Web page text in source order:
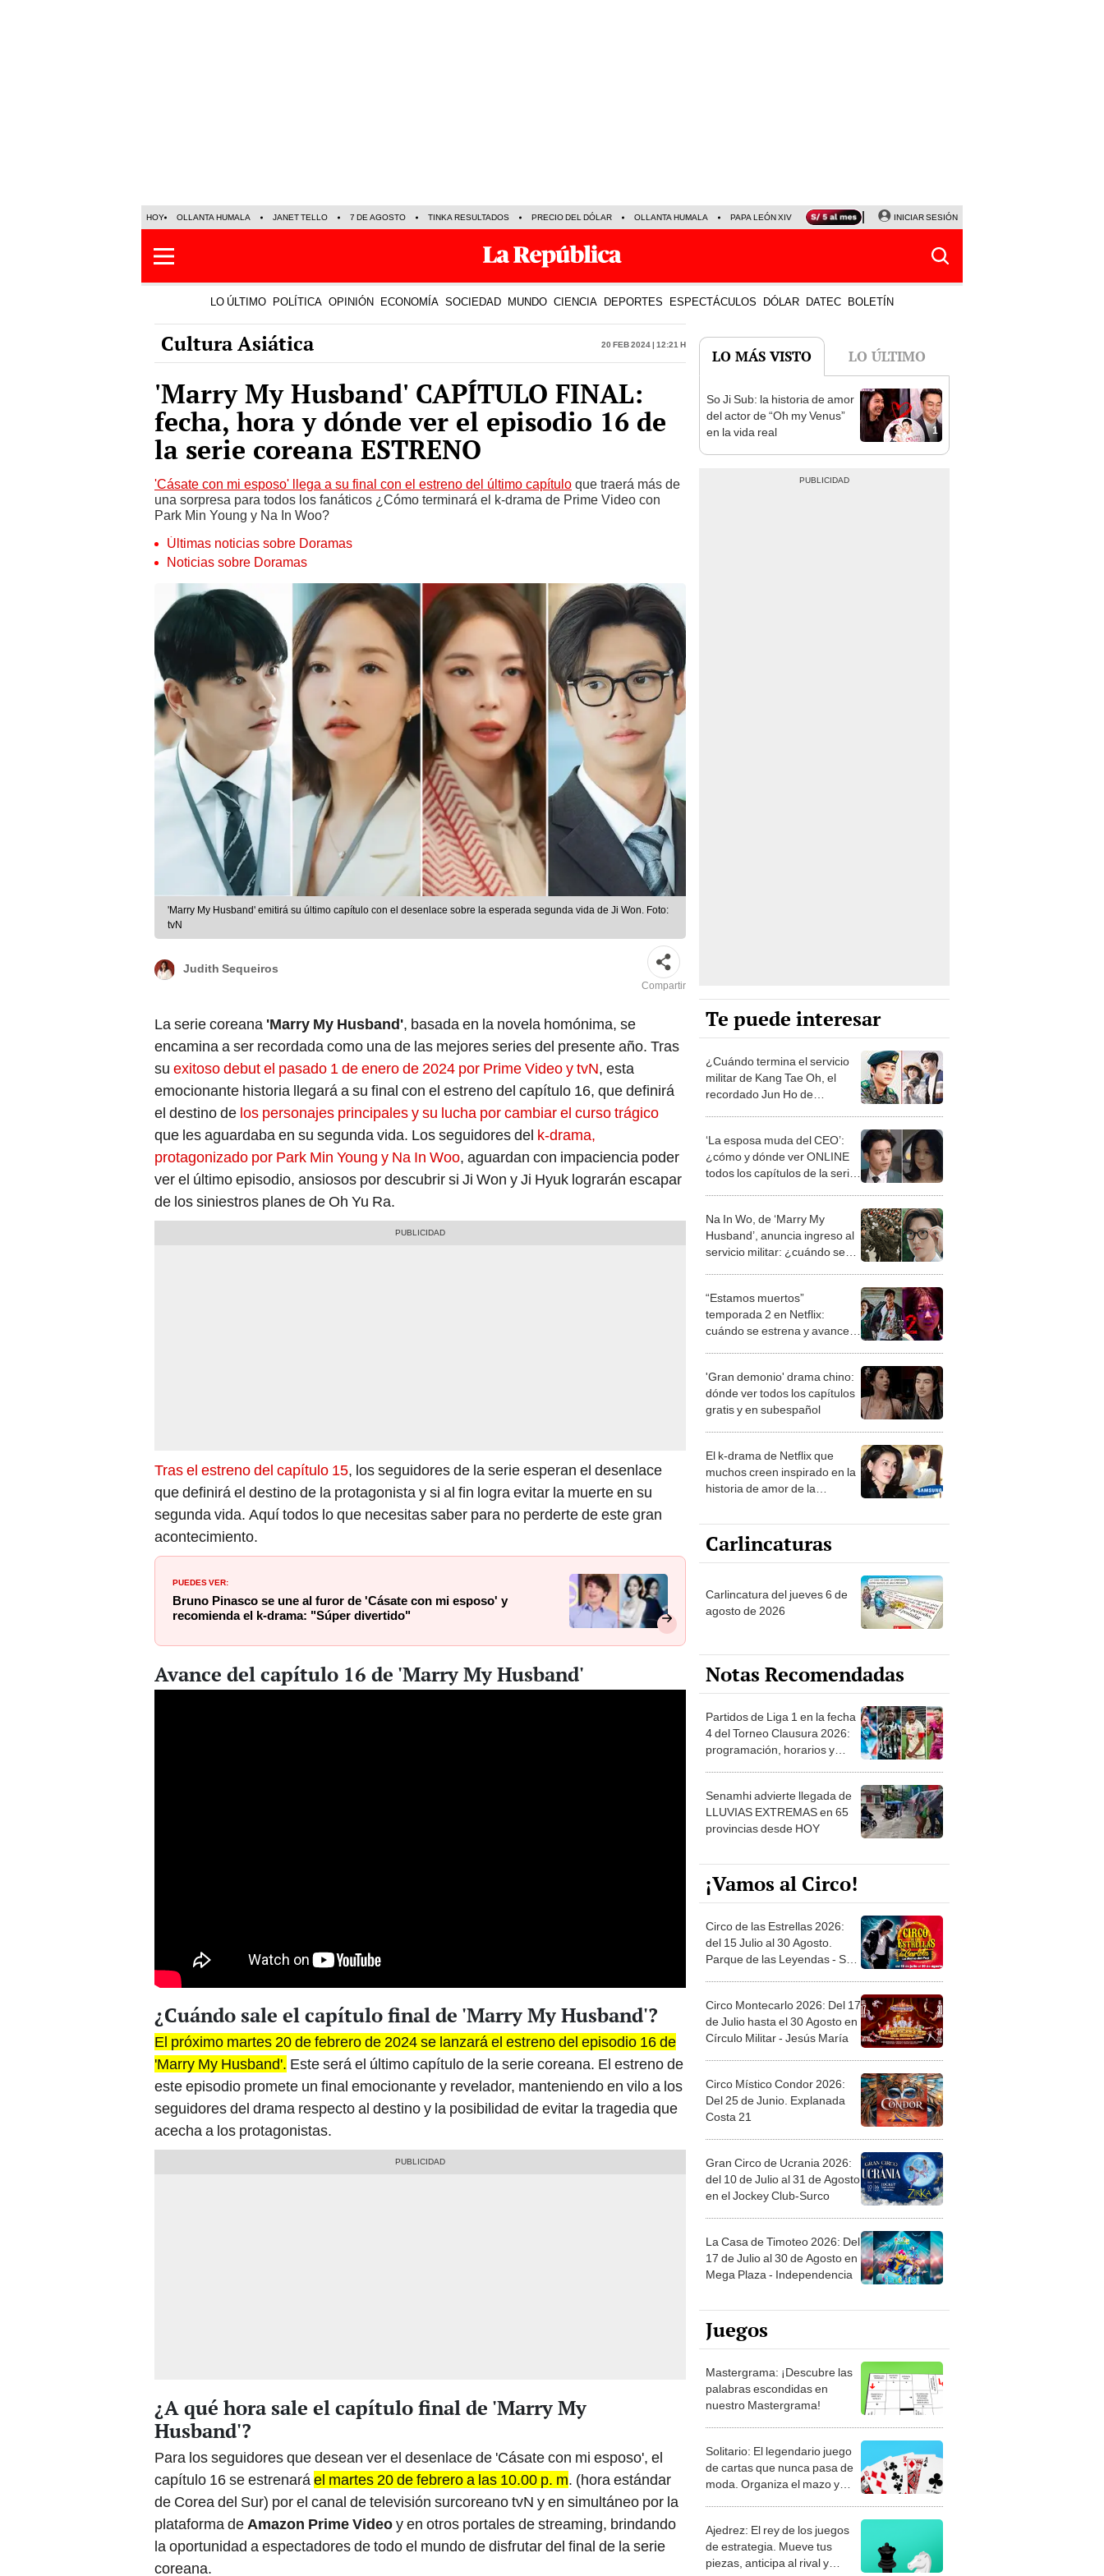
HOY OLLANTA HUMALA JANET TELLO 7 DE AGOSTO TINKA RESULTADOS PRECIO DEL DÓLAR OLLANTA HUMALA PAPA LEÓN XIV NALDY SALDAÑA LA BELLA LUZ
INICIAR SESIÓN
LO ÚLTIMO POLÍTICA OPINIÓN ECONOMÍA SOCIEDAD MUNDO CIENCIA DEPORTES ESPECTÁCULOS DÓLAR DATEC BOLETÍN
Cultura Asiática 20 Feb 2024 | 12:21 h
'Marry My Husband' CAPÍTULO FINAL:
fecha, hora y dónde ver el episodio 16 de
la serie coreana ESTRENO
'Cásate con mi esposo' llega a su final con el estreno del último capítulo que traerá más de
una sorpresa para todos los fanáticos ¿Cómo terminará el k-drama de Prime Video con
Park Min Young y Na In Woo?
Últimas noticias sobre Doramas
Noticias sobre Doramas
'Marry My Husband' emitirá su último capítulo con el desenlace sobre la esperada segunda vida de Ji Won. Foto:
tvN
Judith Sequeiros
Compartir
La serie coreana 'Marry My Husband', basada en la novela homónima, se
encamina a ser recordada como una de las mejores series del presente año. Tras
su exitoso debut el pasado 1 de enero de 2024 por Prime Video y tvN, esta
emocionante historia llegará a su final con el estreno del capítulo 16, que definirá
el destino de los personajes principales y su lucha por cambiar el curso trágico
que les aguardaba en su segunda vida. Los seguidores del k-drama,
protagonizado por Park Min Young y Na In Woo, aguardan con impaciencia poder
ver el último episodio, ansiosos por descubrir si Ji Won y Ji Hyuk lograrán escapar
de los siniestros planes de Oh Yu Ra.
Tras el estreno del capítulo 15, los seguidores de la serie esperan el desenlace
que definirá el destino de la protagonista y si al fin logra evitar la muerte en su
segunda vida. Aquí todos lo que necesitas saber para no perderte de este gran
acontecimiento.
PUEDES VER:
Bruno Pinasco se une al furor de 'Cásate con mi esposo' y
recomienda el k-drama: "Súper divertido"
Avance del capítulo 16 de 'Marry My Husband'
¿Cuándo sale el capítulo final de 'Marry My Husband'?
El próximo martes 20 de febrero de 2024 se lanzará el estreno del episodio 16 de
'Marry My Husband'. Este será el último capítulo de la serie coreana. El estreno de
este episodio promete un final emocionante y revelador, manteniendo en vilo a los
seguidores del drama respecto al destino y la posibilidad de evitar la tragedia que
acecha a los protagonistas.
¿A qué hora sale el capítulo final de 'Marry My
Husband'?
Para los seguidores que desean ver el desenlace de 'Cásate con mi esposo', el
capítulo 16 se estrenaráel martes 20 de febrero a las 10.00 p. m. (hora estándar
de Corea del Sur) por el canal de televisión surcoreano tvN y en simultáneo por la
plataforma deAmazon Prime Videoy en otros portales de streaming, brindando
la oportunidad a espectadores de todo el mundo de disfrutar del final de la serie
coreana.
LO MÁS VISTO LO ÚLTIMO
1
So Ji Sub: la historia de amor
del actor de “Oh my Venus”
en la vida real
Te puede interesar
¿Cuándo termina el servicio
militar de Kang Tae Oh, el
recordado Jun Ho de
‘La esposa muda del CEO’:
¿cómo y dónde ver ONLINE
todos los capítulos de la serie
Na In Wo, de ‘Marry My
Husband’, anuncia ingreso al
servicio militar: ¿cuándo se
“Estamos muertos”
temporada 2 en Netflix:
cuándo se estrena y avances
'Gran demonio' drama chino:
dónde ver todos los capítulos
gratis y en subespañol
El k-drama de Netflix que
muchos creen inspirado en la
historia de amor de la
Carlincaturas
Carlincatura del jueves 6 de
agosto de 2026
Notas Recomendadas
Partidos de Liga 1 en la fecha
4 del Torneo Clausura 2026:
programación, horarios y
Senamhi advierte llegada de
LLUVIAS EXTREMAS en 65
provincias desde HOY
¡Vamos al Circo!
Circo de las Estrellas 2026:
del 15 Julio al 30 Agosto.
Parque de las Leyendas - San
Circo Montecarlo 2026: Del 17
de Julio hasta el 30 Agosto en
Círculo Militar - Jesús María
Circo Místico Condor 2026:
Del 25 de Junio. Explanada
Costa 21
Gran Circo de Ucrania 2026:
del 10 de Julio al 31 de Agosto
en el Jockey Club-Surco
La Casa de Timoteo 2026: Del
17 de Julio al 30 de Agosto en
Mega Plaza - Independencia
Juegos
Mastergrama: ¡Descubre las
palabras escondidas en
nuestro Mastergrama!
Solitario: El legendario juego
de cartas que nunca pasa de
moda. Organiza el mazo y
Ajedrez: El rey de los juegos
de estrategia. Mueve tus
piezas, anticipa al rival y